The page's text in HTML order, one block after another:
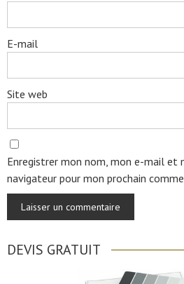
E-mail
Site web
Enregistrer mon nom, mon e-mail et
navigateur pour mon prochain
DEVIS GRATUIT